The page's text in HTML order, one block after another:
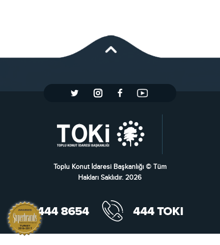
Toplu Konut İdaresi Başkanlığı © Tüm
Hakları Saklıdır. 2026